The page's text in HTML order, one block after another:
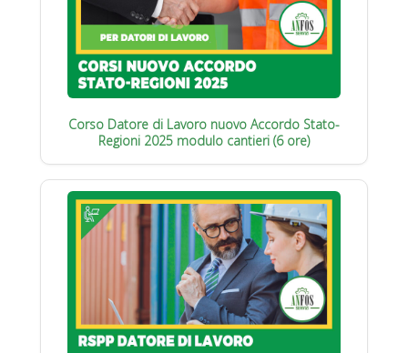
Corso Datore di Lavoro nuovo Accordo Stato-
Regioni 2025 modulo cantieri (6 ore)